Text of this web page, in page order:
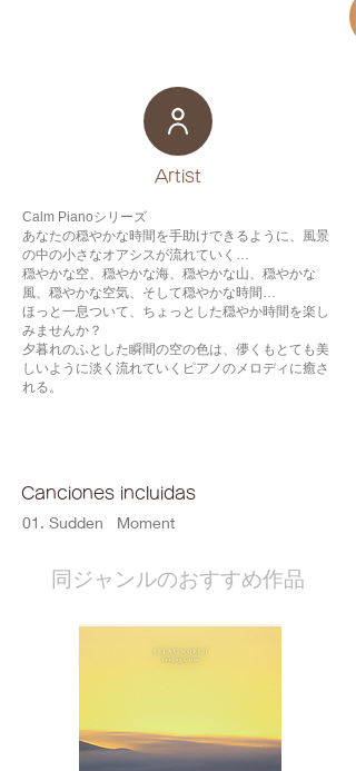
​Artist
Calm Pianoシリーズ
あなたの穏やかな時間を手助けできるように、風景
の中の小さなオアシスが流れていく…
穏やかな空、穏やかな海、穏やかな山、穏やかな
風、穏やかな空気、そして穏やかな時間…
ほっと一息ついて、ちょっとした穏やか時間を楽し
みませんか？
夕暮れのふとした瞬間の空の色は、儚くもとても美
しいように淡く流れていくピアノのメロディに癒さ
れる。
Canciones incluidas
01. Sudden Moment
​同ジャンルのおすすめ作品